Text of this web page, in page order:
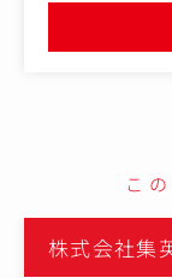
OEM企業から
生み出した企
信頼しているフ
め急激に売上が
いきながら安定
こ